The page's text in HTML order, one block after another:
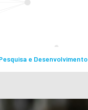
e Desenvolvimento